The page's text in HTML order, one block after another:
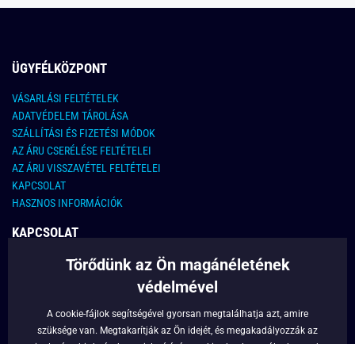
ÜGYFÉLKÖZPONT
VÁSARLÁSI FELTÉTELEK
ADATVÉDELEM TÁROLÁSA
SZÁLLÍTÁSI ÉS FIZETÉSI MÓDOK
AZ ÁRU CSERÉLÉSE FELTÉTELEI
AZ ÁRU VISSZAVÉTEL FELTÉTELEI
KAPCSOLAT
HASZNOS INFORMÁCIÓK
KAPCSOLAT
E-MAIL CÍM:
FONTOS INFORMÁCIÓK
RÓLUNK
Törődünk az Ön magánéletének
védelmével
A cookie-fájlok segítségével gyorsan megtalálhatja azt, amire
szüksége van. Megtakarítják az Ön idejét, és megakadályozzák az